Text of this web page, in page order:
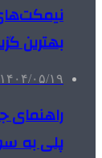
بهترین
۱۴۰۴/۰۵/۱۹
راهنمای
پلی به